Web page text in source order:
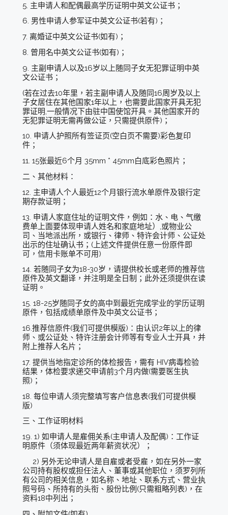
5. 主申请人和配偶最高学历证明中英文公证书；
6. 男性申请人参军证中英文公证书(若有)；
7. 离婚证中英文公证书(如有)；
8. 曾用名中英文公证书(如有)；
9. 主副申请人以及16岁以上随同子女无犯罪证明中英
文公证书；
(若在过去10年里，若主副申请人及随同16周岁及以上
子女居住在其他国家1年以上，也需要此国家开具无犯
罪证明,一般情况下由驻中国使馆开具。其他国家开的
无犯罪证明无需再做公证，只需提供原件)；
10. 申请人护照所有签证页(空白页不需要)彩色复印
件；
11. 15张最近6个月 35mm * 45mm白底彩色照片；
二、其他材料：
12. 主申请人个人最近12个月银行流水单原件及银行定
期存款证明；
13. 申请人家庭住址的证明文件，例如：水、电、气缴
费单上面要体现申请人姓名和家庭地址）,或物业公
司、当地派出所，或银行、律师、特许会计师、公证处
出示的住址确认书；(上述文件提供任意一份原件即
可，信用卡账单不可用)
14. 若随同子女为18-30岁，请提供校长或老师的推荐信
原件及英文翻译，并注明是全日制；此外还须提供在读
证明。
15. 18-25岁随同子女的高中到最近完成学业的学历证明
原件，包括成绩单原件及中英文公证书；
16.推荐信原件(我们可提供模版)：由认识2年以上的律
师、或公证处、特许注册会计师等有专业人士开具，并
附上推荐人名片；
17. 提供当地指定诊所的体检报告，需有 HIV病毒检验
结果，体检要求递交申请前3个月内做(需要医生执
照)；
18. 每位申请人须完整填写客户信息表(我们可提供模
版)
三、工作证明材料
19. 1) 如申请人是雇佣关系(主申请人及配偶)：工作证
明原件（须体现最近两年薪资状况）；
2) 另外无论申请人是自雇或者受雇，如在另外一家
公司持有股权或担任法人、董事或其他职位，须罗列所
有公司的相关信息，如名称、地址、联系方式、营业执
照号码、所持有的头衔、股份比例(只需粗略列表)，在
资料18中列出；